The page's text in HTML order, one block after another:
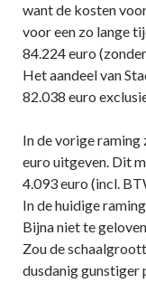
want de kosten
voor een zo lange
84.224 euro
Het aandeel van
82.038 euro
In de vorige raming
euro uitgeven. Dit
4.093 euro (incl.
In de huidige
Bijna niet te
Zou de
dusdanig gunstiger